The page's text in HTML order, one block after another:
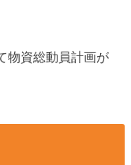
物資総動員計画が